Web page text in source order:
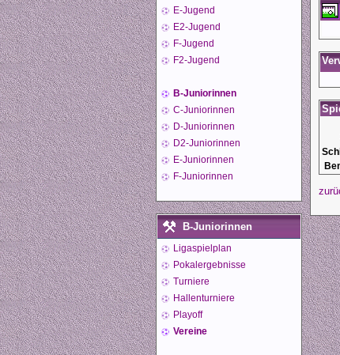
E-Jugend
E2-Jugend
F-Jugend
F2-Jugend
B-Juniorinnen
C-Juniorinnen
D-Juniorinnen
D2-Juniorinnen
E-Juniorinnen
F-Juniorinnen
B-Juniorinnen
Ligaspielplan
Pokalergebnisse
Turniere
Hallenturniere
Playoff
Vereine